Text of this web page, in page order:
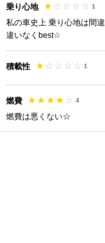
乗り心地 1
私の車史上 乗り心地は間
違いなくbest☆
積載性 1
燃費 4
燃費は悪くない☆